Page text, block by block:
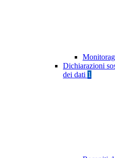
Dichiarazioni
dei dati 1